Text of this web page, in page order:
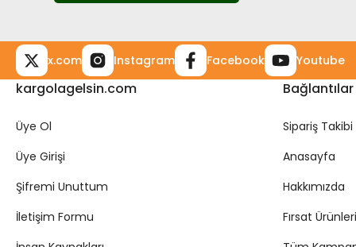
x.com Instagram Facebook Youtube
kargolagelsin.com
Üye Ol
Üye Girişi
Şifremi Unuttum
İletişim Formu
Bağlantılar
Sipariş Takibi
Anasayfa
Hakkımızda
Fırsat Ürünleri